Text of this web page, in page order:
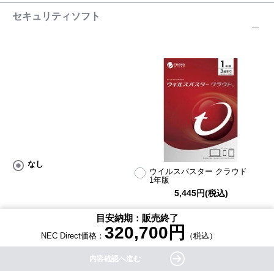
セキュリティソフト
なし
ウイルスバスター クラウド
1年版
5,445円(税込)
目安納期：販売終了
NEC Direct価格： 320,700 円 （税込）
内容確認へ進む